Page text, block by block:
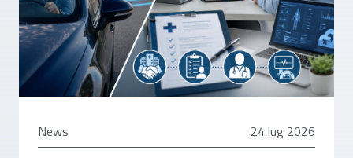
News 24 luglio 2026
24 lug 2026